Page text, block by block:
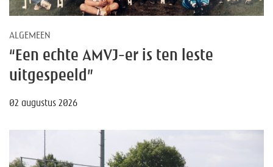
ALGEMEEN
“Een echte AMVJ-er is ten leste
uitgespeeld”
02 augustus 2026